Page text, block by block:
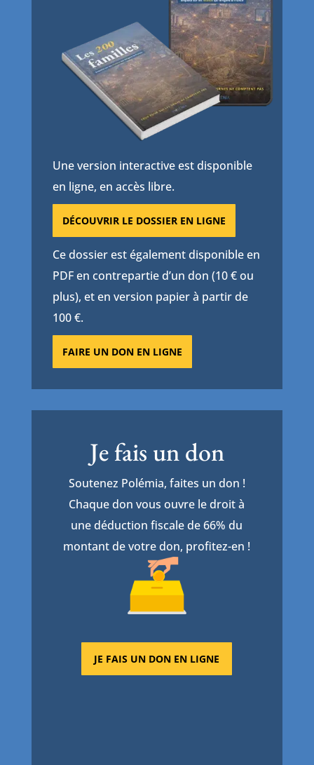
Une version interactive est disponible
en ligne, en accès libre.
DÉCOUVRIR LE DOSSIER EN LIGNE
Ce dossier est également disponible en
PDF en contrepartie d’un don (10 € ou
plus), et en version papier à partir de
100 €.
FAIRE UN DON EN LIGNE
Je fais un don
Soutenez Polémia, faites un don !
Chaque don vous ouvre le droit à
une déduction fiscale de 66% du
montant de votre don, profitez-en !
JE FAIS UN DON EN LIGNE